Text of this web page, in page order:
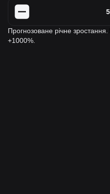
Прогнозоване річне зростання.
+1000%.